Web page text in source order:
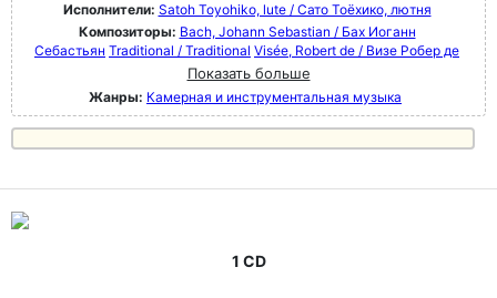
Исполнители: Satoh Toyohiko, lute / Сато Тоёхико, лютня
Композиторы: Bach, Johann Sebastian / Бах Иоганн
Себастьян Traditional / Traditional Visée, Robert de / Визе Робер де
Показать больше
Жанры: Камерная и инструментальная музыка
1 CD